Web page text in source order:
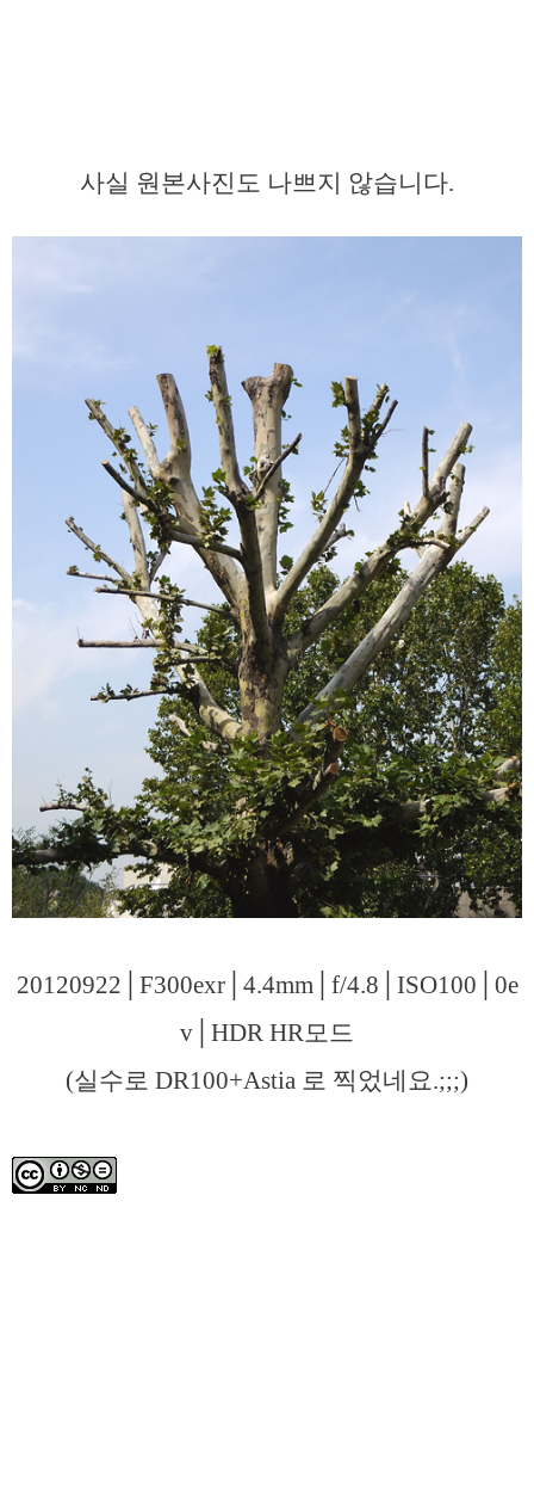
사실 원본사진도 나쁘지 않습니다.
20120922│F300exr│4.4mm│f/4.8│ISO100│0e
v│HDR HR모드
(실수로 DR100+Astia 로 찍었네요.;;;)